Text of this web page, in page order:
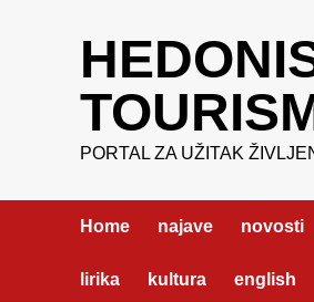
PORTAL ZA UŽITAK
Home najave novosti
lirika kultura english